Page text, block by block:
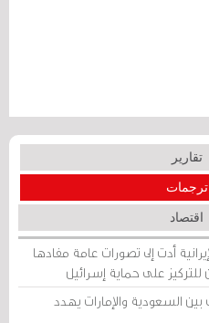
تقارير
ترجمات
اقتصاد
أدت إلى تصورات عامة مفادها
للتركيز على حماية إسرائيل
السعودية والإمارات يهدد